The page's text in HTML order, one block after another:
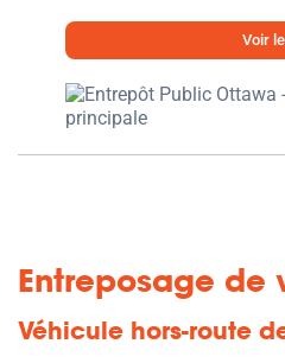
Voir
Entreposage de
Véhicule hors-route